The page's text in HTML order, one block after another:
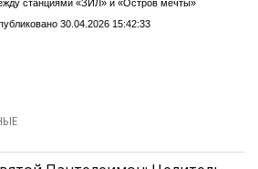
станциями «ЗИЛ» и «Остров мечты»
30.04.2026 15:42:33